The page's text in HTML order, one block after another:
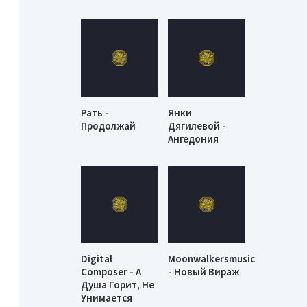
Рать -
Продолжай
Янки
Дягилевой -
Ангедония
Digital
Composer - А
Душа Горит, Не
Унимается
Moonwalkersmusic
- Новый Вираж